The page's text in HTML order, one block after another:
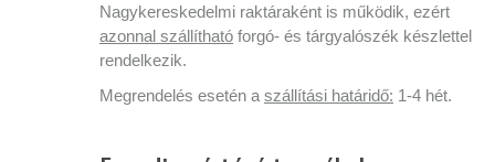
Nagykereskedelmi raktáraként is működik, ezért
azonnal szállítható forgó- és tárgyalószék készlettel
rendelkezik.
Megrendelés esetén a szállítási határidő: 1-4 hét.